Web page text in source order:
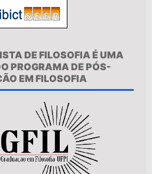
DE FILOSOFIA É UMA
PROGRAMA DE PÓS-
EM FILOSOFIA